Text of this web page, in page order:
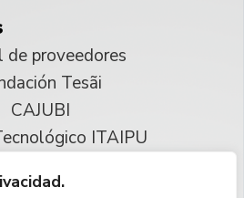
de proveedores
Tesãi
CAJUBI
ITAIPU